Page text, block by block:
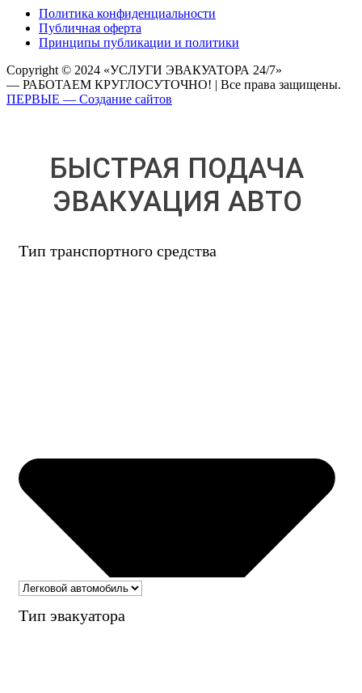
Политика конфиденциальности
Публичная оферта
Принципы публикации и политики
Copyright © 2024 «УСЛУГИ ЭВАКУАТОРА 24/7»
— РАБОТАЕМ КРУГЛОСУТОЧНО! | Все права защищены.
ПЕРВЫЕ — Создание сайтов
БЫСТРАЯ ПОДАЧА
ЭВАКУАЦИЯ АВТО
Тип транспортного средства
Тип эвакуатора